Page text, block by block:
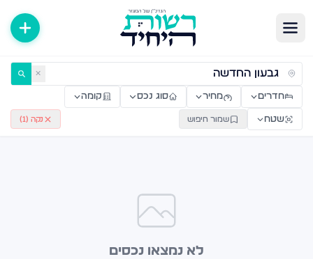
דירות למכירה ולהשכרה — רשות היחיד ✕
חדרים מחיר סוג נכס קומה
שטח שמור חיפוש נקה ( 1
)
לא נמצאו נכסים